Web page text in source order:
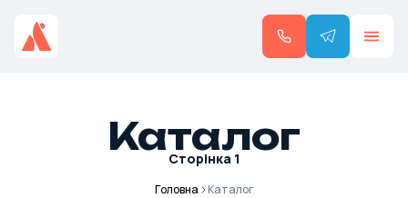
Каталог
Сторінка 1
Головна Каталог